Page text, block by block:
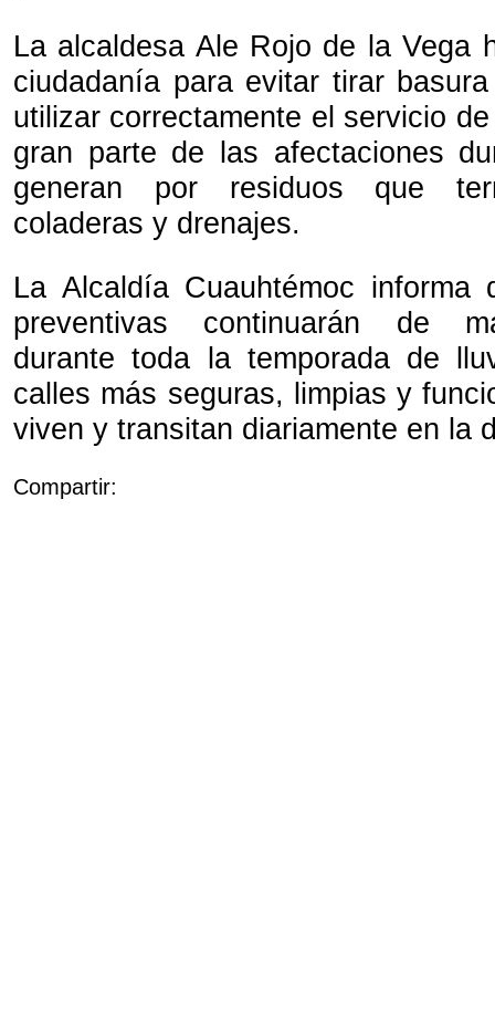
La alcaldesa Ale Rojo de la Vega
ciudadanía para evitar tirar
utilizar correctamente el servicio
gran parte de las afectaciones
generan por residuos que
coladeras y drenajes.
La Alcaldía Cuauhtémoc informa
preventivas continuarán de
durante toda la temporada de
calles más seguras, limpias y
viven y transitan diariamente en la
Compartir: